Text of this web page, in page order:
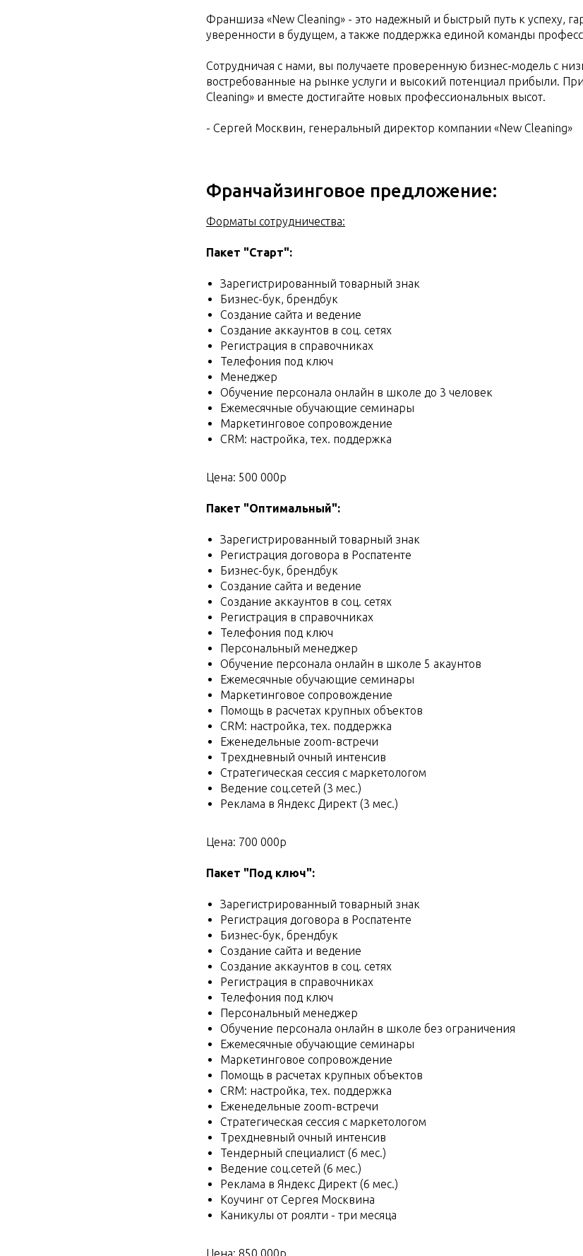
Франшиза «New Cleaning» - это надежный и быстрый путь к успеху,
уверенности в будущем, а также поддержка единой команды
Сотрудничая с нами, вы получаете проверенную бизнес-модель с
востребованные на рынке услуги и высокий потенциал прибыли.
Cleaning» и вместе достигайте новых профессиональных высот.
- Сергей Москвин, генеральный директор компании «New Cleaning»
Франчайзинговое предложение:
Форматы сотрудничества:
Пакет "Старт":
Зарегистрированный товарный знак
Бизнес-бук, брендбук
Создание сайта и ведение
Создание аккаунтов в соц. сетях
Регистрация в справочниках
Телефония под ключ
Менеджер
Обучение персонала онлайн в школе до 3 человек
Ежемесячные обучающие семинары
Маркетинговое сопровождение
CRM: настройка, тех. поддержка
Цена: 500 000р
Пакет "Оптимальный":
Зарегистрированный товарный знак
Регистрация договора в Роспатенте
Бизнес-бук, брендбук
Создание сайта и ведение
Создание аккаунтов в соц. сетях
Регистрация в справочниках
Телефония под ключ
Персональный менеджер
Обучение персонала онлайн в школе 5 акаунтов
Ежемесячные обучающие семинары
Маркетинговое сопровождение
Помощь в расчетах крупных объектов
CRM: настройка, тех. поддержка
Еженедельные zoom-встречи
Трехдневный очный интенсив
Стратегическая сессия с маркетологом
Ведение соц.сетей (3 мес.)
Реклама в Яндекс Директ (3 мес.)
Цена: 700 000р
Пакет "Под ключ":
Зарегистрированный товарный знак
Регистрация договора в Роспатенте
Бизнес-бук, брендбук
Создание сайта и ведение
Создание аккаунтов в соц. сетях
Регистрация в справочниках
Телефония под ключ
Персональный менеджер
Обучение персонала онлайн в школе без ограничения
Ежемесячные обучающие семинары
Маркетинговое сопровождение
Помощь в расчетах крупных объектов
CRM: настройка, тех. поддержка
Еженедельные zoom-встречи
Стратегическая сессия с маркетологом
Трехдневный очный интенсив
Тендерный специалист (6 мес.)
Ведение соц.сетей (6 мес.)
Реклама в Яндекс Директ (6 мес.)
Коучинг от Сергея Москвина
Каникулы от роялти - три месяца
Цена: 850 000р